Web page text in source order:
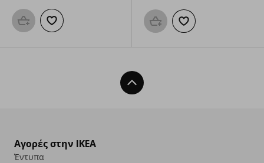
Προσθήκη στο καλάθι
Προσθήκη στα αγαπημένα Προσθήκη στο καλάθι
Προσθήκη στα
Back To Top
Αγορές στην IKEA
Έντυπα